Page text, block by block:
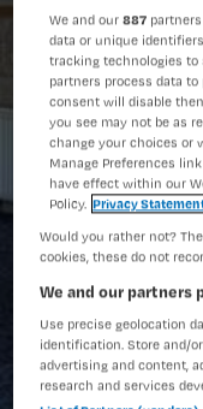
We and our887
data or unique
tracking technologies to
partners process data
consent will disable
you see may not be as
change your choices or
Manage Preferences
have effect within our
Policy. Privacy
Would you rather not?
cookies, these do not
We and our partners
Use precise geolocation
identification. Store and/
advertising and content,
research and services